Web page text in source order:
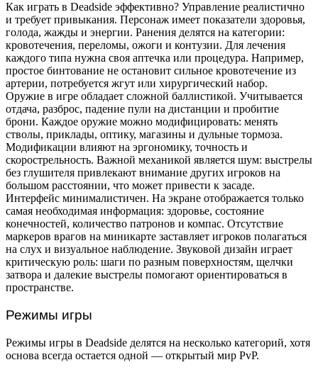
Как играть в Deadside эффективно? Управление реалистично
и требует привыкания. Персонаж имеет показатели здоровья,
голода, жажды и энергии. Ранения делятся на категории:
кровотечения, переломы, ожоги и контузии. Для лечения
каждого типа нужна своя аптечка или процедура. Например,
простое бинтование не остановит сильное кровотечение из
артерии, потребуется жгут или хирургический набор.
Оружие в игре обладает сложной баллистикой. Учитывается
отдача, разброс, падение пули на дистанции и пробитие
брони. Каждое оружие можно модифицировать: менять
стволы, приклады, оптику, магазины и дульные тормоза.
Модификации влияют на эргономику, точность и
скорострельность. Важной механикой является шум: выстрелы
без глушителя привлекают внимание других игроков на
большом расстоянии, что может привести к засаде.
Интерфейс минималистичен. На экране отображается только
самая необходимая информация: здоровье, состояние
конечностей, количество патронов и компас. Отсутствие
маркеров врагов на миникарте заставляет игроков полагаться
на слух и визуальное наблюдение. Звуковой дизайн играет
критическую роль: шаги по разным поверхностям, щелчки
затвора и далекие выстрелы помогают ориентироваться в
пространстве.
Режимы игры
Режимы игры в Deadside делятся на несколько категорий, хотя
основа всегда остается одной — открытый мир PvP.